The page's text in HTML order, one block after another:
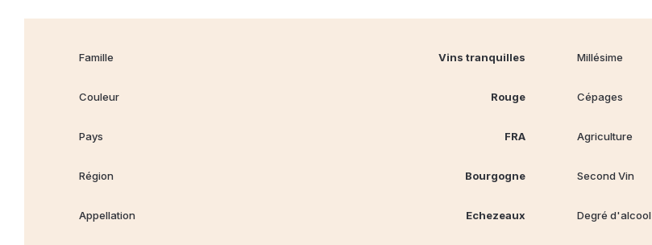
Famille Vins tranquilles
Couleur Rouge
Pays FRA
Région Bourgogne
Appellation Echezeaux
Millésime
Cépages
Agriculture
Second Vin
Degré d'alcool